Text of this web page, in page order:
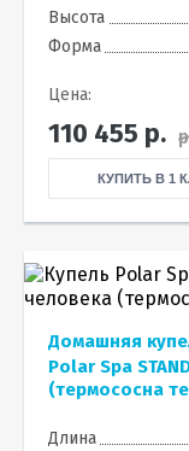
Высота
Форма
Цена:
110 455 р.
КУПИТЬ В 1
Домашняя
Polar Spa
(термососна
Длина